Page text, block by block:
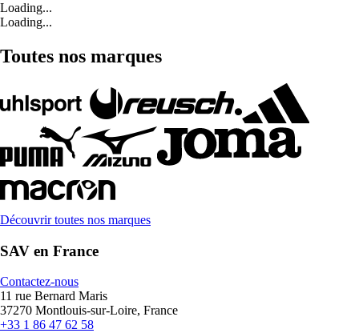
Loading...
Loading...
Toutes nos marques
Découvrir toutes nos marques
SAV en France
Contactez-nous
11 rue Bernard Maris
37270 Montlouis-sur-Loire, France
+33 1 86 47 62 58